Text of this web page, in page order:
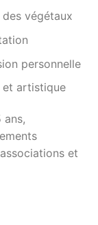
végétaux
personnelle
et artistique
ans,
et